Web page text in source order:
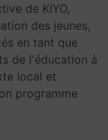
de KIYO,
des jeunes,
en tant que
de l'éducation à
local et
programme